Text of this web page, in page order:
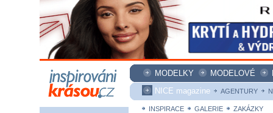
MODELKY MODELOVÉ
NICE magazine
AGENTURY
INSPIRACE GALERIE ZAKÁZKY